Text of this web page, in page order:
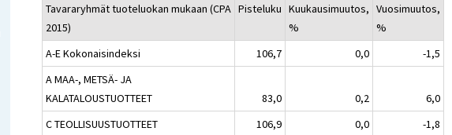
Tavararyhmät tuoteluokan mukaan (CPA
2015)
Pisteluku Kuukausimuutos,
%
Vuosimuutos,
%
A-E Kokonaisindeksi
106,7 0,0
-1,5
A MAA-, METSÄ- JA
KALATALOUSTUOTTEET
83,0 0,2
6,0
C TEOLLISUUSTUOTTEET
106,9 0,0
-1,8